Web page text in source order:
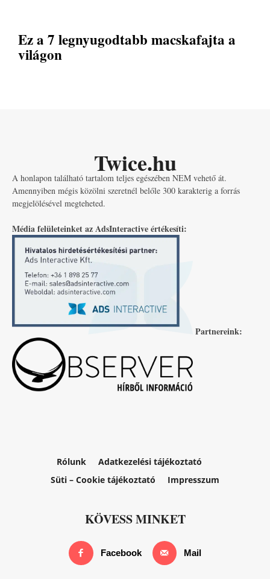
Ez a 7 legnyugodtabb macskafajta a
világon
Twice.hu
A honlapon található tartalom teljes egészében NEM vehető át.
Amennyiben mégis közölni szeretnél belőle 300 karakterig a forrás
megjelölésével megteheted.
Média felületeinket az AdsInteractive értékesíti:
Partnereink:
Rólunk
Adatkezelési tájékoztató
Süti – Cookie tájékoztató
Impresszum
KÖVESS MINKET
Facebook Mail